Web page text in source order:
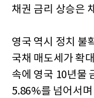
채권 금리 상승은
영국 역시 정치 불
국채 매도세가 확
속에 영국 10년물
5.86%를 넘어서며